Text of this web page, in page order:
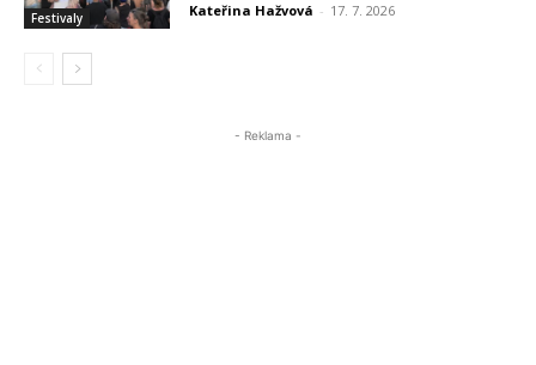
Festivaly Kateřina Hažvová - 17. 7. 2026
- Reklama -